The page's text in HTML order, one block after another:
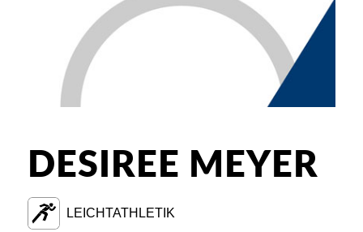
DESIREE MEYER
LEICHTATHLETIK